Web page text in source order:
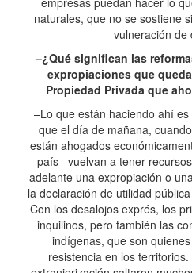
naturales, que no se sostiene
vulneración de
–¿Qué significan las
expropiaciones que
Propiedad Privada que
–Lo que están haciendo ahí
que el día de mañana,
están ahogados
país– vuelvan a tener
adelante una expropiación o
la declaración de utilidad
Con los desalojos exprés, los
inquilinos, pero también las
indígenas, que son
resistencia en los